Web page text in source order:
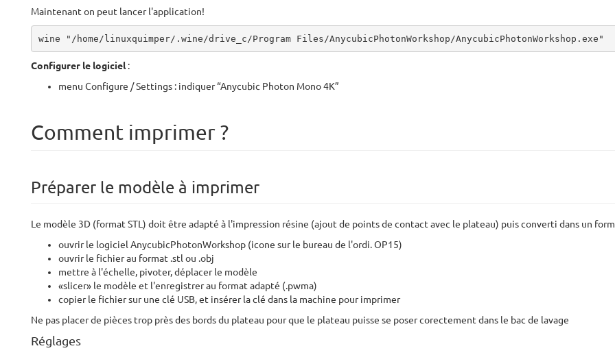
Maintenant on peut lancer l'application!
wine "/home/linuxquimper/.wine/drive_c/Program Files/AnycubicPhotonWorkshop/AnycubicPhotonWorkshop.exe"
Configurer le logiciel:
menu Configure / Settings : indiquer “Anycubic Photon Mono 4K”
Comment imprimer ?
Préparer le modèle à imprimer
Le modèle 3D (format STL) doit être adapté à l'impression résine (ajout de points de contact avec le plateau) puis converti dans un
ouvrir le logiciel AnycubicPhotonWorkshop (icone sur le bureau de l'ordi. OP15)
ouvrir le fichier au format .stl ou .obj
mettre à l'échelle, pivoter, déplacer le modèle
«slicer» le modèle et l'enregistrer au format adapté (.pwma)
copier le fichier sur une clé USB, et insérer la clé dans la machine pour imprimer
Ne pas placer de pièces trop près des bords du plateau pour que le plateau puisse se poser corectement dans le bac de lavage
Réglages